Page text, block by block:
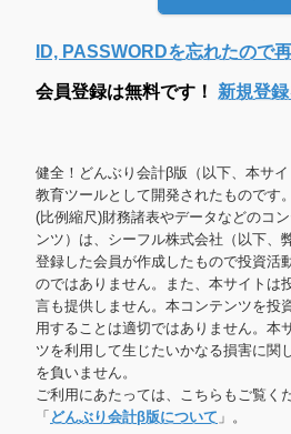
ID, PASSWORDを忘れたので
会員登録は無料です！ 新規登
健全！どんぶり会計β版（以下、本サ
教育ツールとして開発されたものです
(比例縮尺)財務諸表やデータなどのコ
ンツ）は、シーフル株式会社（以下、
登録した会員が作成したもので投資活
のではありません。また、本サイトは
言も提供しません。本コンテンツを投
用することは適切ではありません。本
ツを利用して生じたいかなる損害に関
を負いません。
ご利用にあたっては、こちらもご覧く
「 どんぶり会計β版について 」。